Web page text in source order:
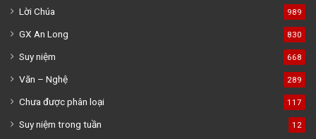
Lời Chúa 989
GX An Long 830
Suy niệm 668
Văn – Nghệ 289
Chưa được phân loại 117
Suy niệm trong tuần 12